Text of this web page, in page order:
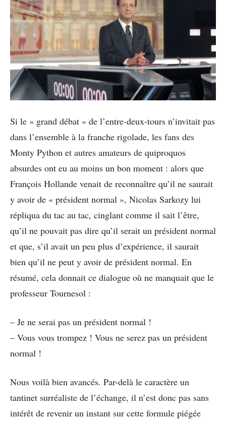
Si le « grand débat » de l’entre-deux-tours n’invitait pas
dans l’ensemble à la franche rigolade, les fans des
Monty Python et autres amateurs de quiproquos
absurdes ont eu au moins un bon moment : alors que
François Hollande venait de reconnaître qu’il ne saurait
y avoir de « président normal », Nicolas Sarkozy lui
répliqua du tac au tac, cinglant comme il sait l’être,
qu’il ne pouvait pas dire qu’il serait un président normal
et que, s’il avait un peu plus d’expérience, il saurait
bien qu’il ne peut y avoir de président normal. En
résumé, cela donnait ce dialogue où ne manquait que le
professeur Tournesol :
– Je ne serai pas un président normal !
– Vous vous trompez ! Vous ne serez pas un président
normal !
Nous voilà bien avancés. Par-delà le caractère un
tantinet surréaliste de l’échange, il n’est donc pas sans
intérêt de revenir un instant sur cette formule piégée